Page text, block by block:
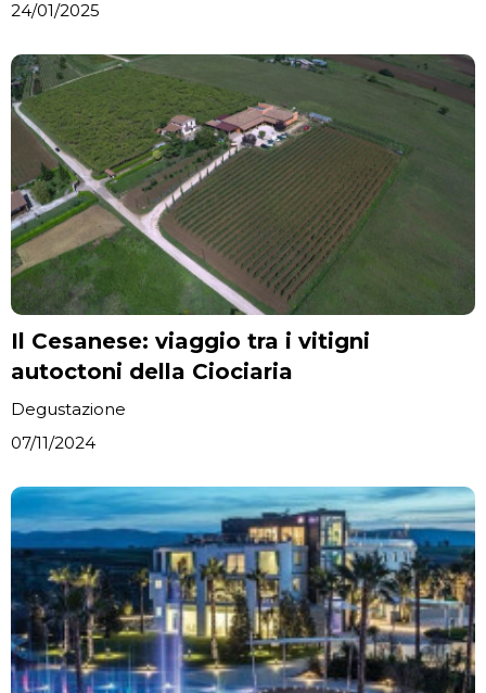
24/01/2025
Il Cesanese: viaggio tra i vitigni
autoctoni della Ciociaria
Degustazione
07/11/2024